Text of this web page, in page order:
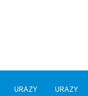
URAZY URAZY